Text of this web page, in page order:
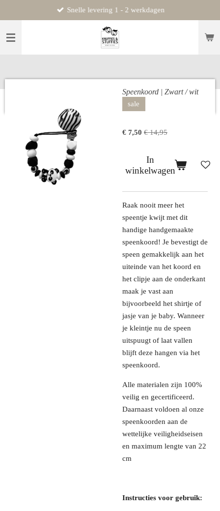
direct
naar
Snelle levering 1 - 2 werkdagen
Speenkoord | Zwart / wit
sale
€ 7,50 € 14,95
In
winkelwagen
Raak nooit meer het
speentje kwijt met dit
handige handgemaakte
speenkoord! Je bevestigt de
speen gemakkelijk aan het
uiteinde van het koord en
het clipje aan de onderkant
maak je vast aan
bijvoorbeeld het shirtje of
jasje van je baby. Wanneer
je kleintje nu de speen
uitspuugt of laat vallen
blijft deze hangen via het
speenkoord.
Alle materialen zijn 100%
veilig en gecertificeerd.
Daarnaast voldoen al onze
speenkoorden aan de
wettelijke veiligheidseisen
en maximum lengte van 22
cm
Instructies voor gebruik: